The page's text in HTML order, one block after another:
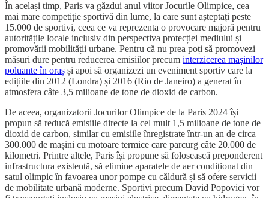
În același timp, Paris va găzdui anul viitor Jocurile Olimpice, cea
mai mare competiție sportivă din lume, la care sunt așteptați peste
15.000 de sportivi, ceea ce va reprezenta o provocare majoră pentru
autoritățile locale inclusiv din perspectiva protecției mediului și
promovării mobilității urbane. Pentru că nu prea poți să promovezi
măsuri dure pentru reducerea emisiilor precum interzicerea mașinilor
poluante în oraș și apoi să organizezi un eveniment sportiv care la
edițiile din 2012 (Londra) și 2016 (Rio de Janeiro) a generat în
atmosfera câte 3,5 milioane de tone de dioxid de carbon.
De aceea, organizatorii Jocurilor Olimpice de la Paris 2024 își
propun să reducă emisiile directe la cel mult 1,5 milioane de tone de
dioxid de carbon, similar cu emisiile înregistrate într-un an de circa
300.000 de mașini cu motoare termice care parcurg câte 20.000 de
kilometri. Printre altele, Paris își propune să folosească preponderent
infrastructura existentă, să elimine aparatele de aer condiționat din
satul olimpic în favoarea unor pompe cu căldură și să ofere servicii
de mobilitate urbană moderne. Sportivi precum David Popovici vor